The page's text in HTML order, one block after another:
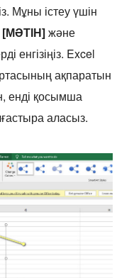
Мұны істеу үшін
[МӘТІН]және
енгізіңіз. Excel
ақпаратын
енді қосымша
аласыз.